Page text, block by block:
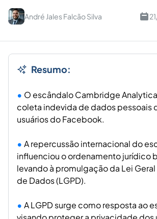
André Jales Falcão Silva
Resumo:
O escândalo Cambridge
coleta indevida de dados pessoais
usuários do Facebook.
A repercussão internacional do
influenciou o ordenamento jurídico
levando à promulgação da Lei
de Dados (LGPD).
A LGPD surge como resposta ao